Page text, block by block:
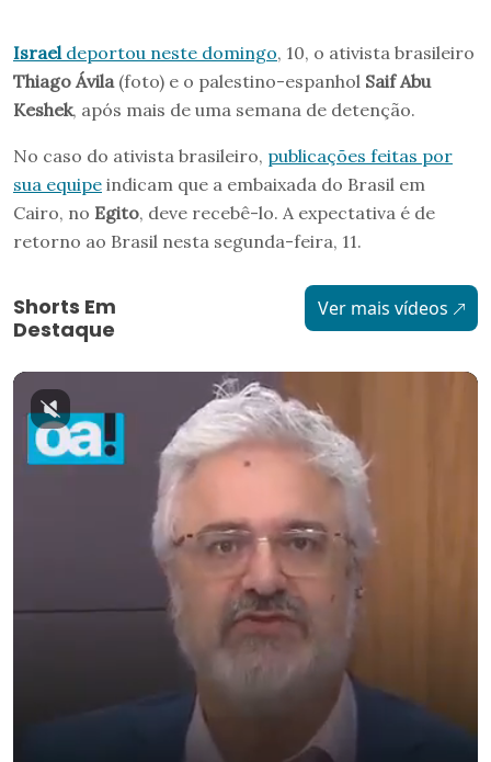
Israeldeportou neste domingo, 10, o ativista brasileiro
Thiago Ávila(foto) e o palestino-espanhol Saif Abu
Keshek, após mais de uma semana de detenção.
No caso do ativista brasileiro, publicações feitas por
sua equipe indicam que a embaixada do Brasil em
Cairo, no Egito, deve recebê-lo. A expectativa é de
retorno ao Brasil nesta segunda-feira, 11.
Shorts Em
Destaque
Ver mais vídeos